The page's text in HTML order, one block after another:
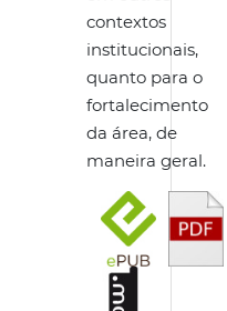
contextos
institucionais,
quanto para o
fortalecimento
da área, de
maneira geral.